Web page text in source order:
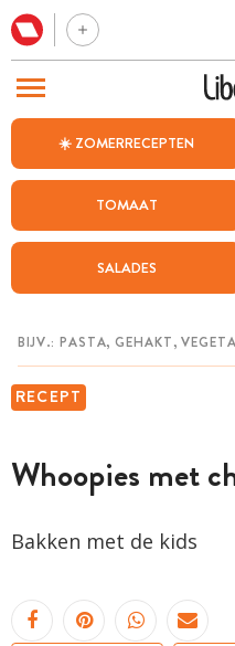
☀️ ZOMERRECEPTEN
TOMAAT
SALADES
RECEPT
Whoopies met
Bakken met de kids
BEZOEK ONZE ANDERE WEBSITES
WEEKMENU
CHAT MET MAIA
MIJN BEWAARDE RECEPTEN